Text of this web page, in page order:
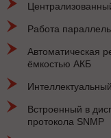
Работа
Автоматическая
ёмкостью АКБ
Встроенный в
протокола SNMP